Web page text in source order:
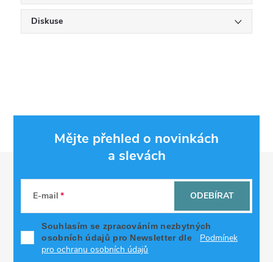
Diskuse
Mějte přehled o novinkách
a slevách
E-mail
Souhlasím se zpracováním nezbytných
osobních údajů pro Newsletter dle
Podmínek
pro ochranu osobních údajů
ODEBÍRAT